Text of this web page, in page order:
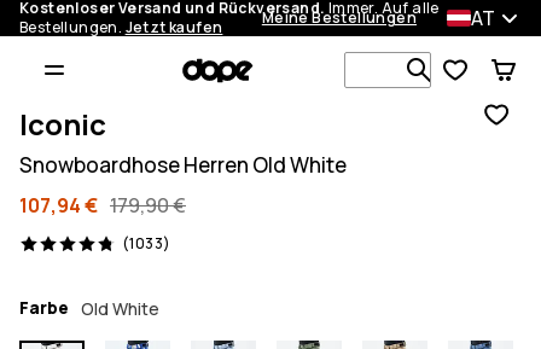
Kostenloser Versand und Rückversand. Immer. Auf alle
Bestellungen. Jetzt kaufen Meine Bestellungen AT
Iconic
Snowboardhose Herren Old White
107,94 € 179,90 €
(1033)
1033 Reviews, 4.8/5
Farbe Old White